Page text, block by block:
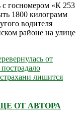
с госномером «К 253
1800 килограмм
водителя
районе на улице
от
лишится
ОТ АВТОРА